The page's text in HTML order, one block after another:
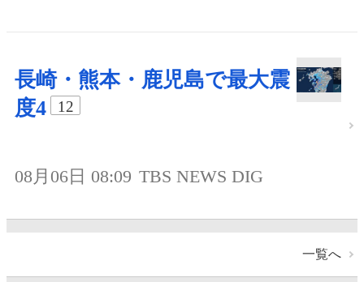
長崎・熊本・鹿児島で最大震
度4
12
08月06日 08:09 TBS NEWS DIG
一覧へ